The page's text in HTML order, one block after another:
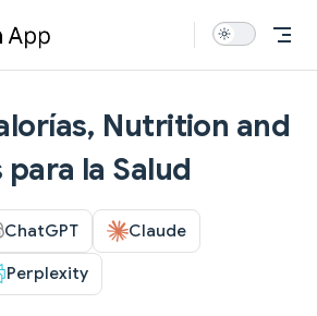
Nutrition and
la Salud
ChatGPT Claude
Perplexity